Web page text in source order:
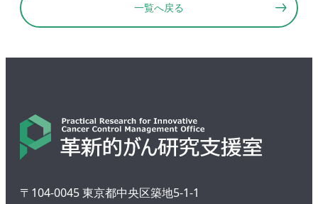
一覧へ戻る
〒104-0045 東京都中央区築地5-1-1